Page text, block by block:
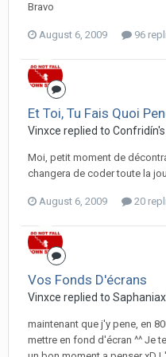
Bravo
August 6, 2009 96
Et Toi, Tu Fais Quoi
Vinxce replied to
Moi, petit moment de
changera de coder toute la
August 6, 2009 20
Vos Fonds D'écrans
Vinxce replied to
maintenant que j'y pene, en
mettre en fond d'écran ^^ Je